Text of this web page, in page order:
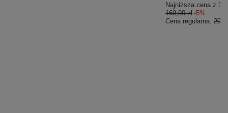
Najniższa cena z
169,00 zł -5%
Cena regularna: